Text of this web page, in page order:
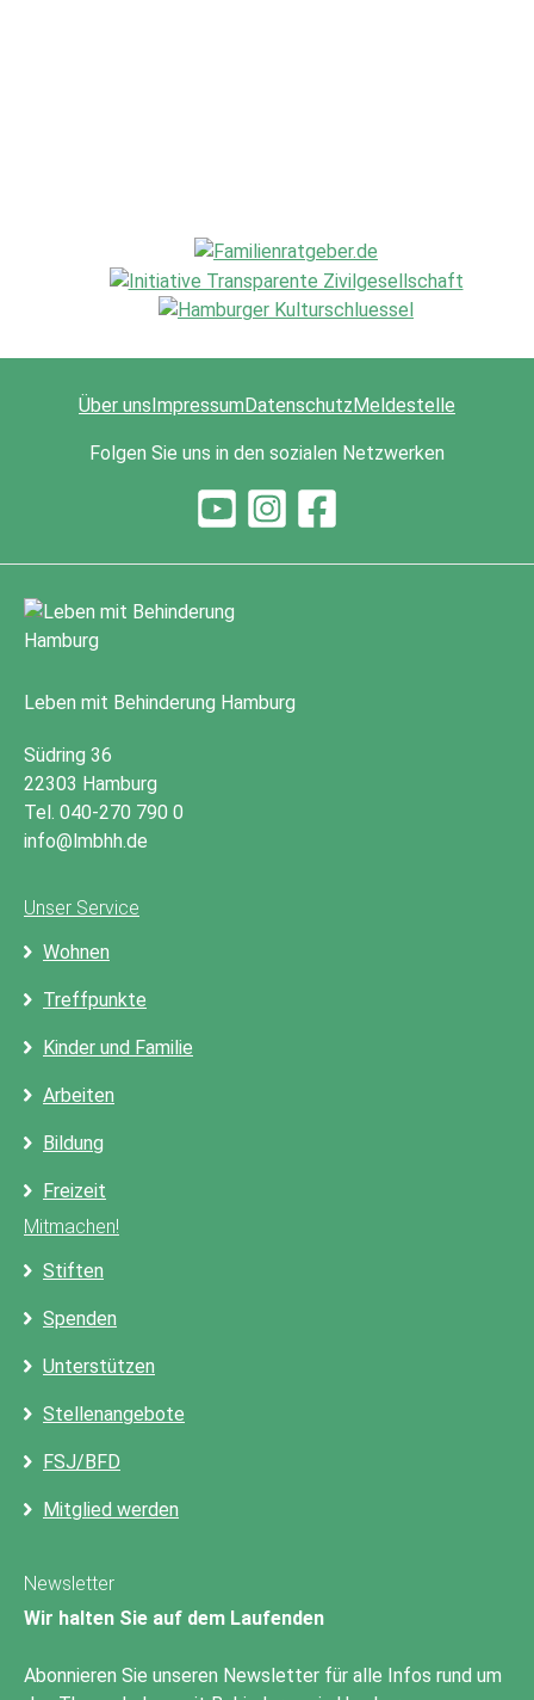
Über uns Impressum Datenschutz Meldestelle
Folgen Sie uns in den sozialen Netzwerken
Leben mit Behinderung Hamburg
Südring 36
22303 Hamburg
Tel. 040-270 790 0
info@lmbhh.de
Unser Service
Wohnen
Treffpunkte
Kinder und Familie
Arbeiten
Bildung
Freizeit
Mitmachen!
Stiften
Spenden
Unterstützen
Stellenangebote
FSJ/BFD
Mitglied werden
Newsletter
Wir halten Sie auf dem Laufenden
Abonnieren Sie unseren Newsletter für alle Infos rund um